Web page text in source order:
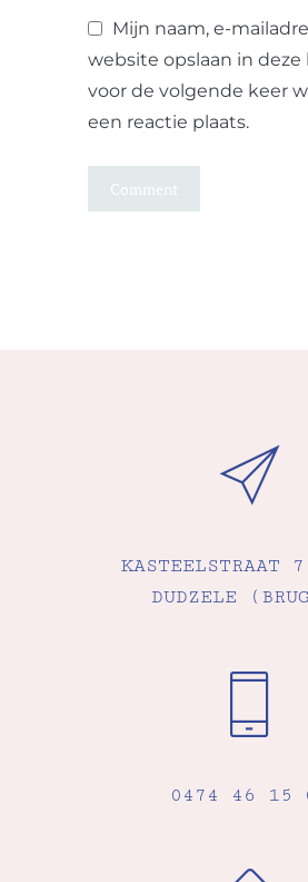
Mijn naam, e-
website opslaan in deze
voor de volgende keer
een reactie plaats.
KASTEELSTRAAT
DUDZELE
0474 46 15